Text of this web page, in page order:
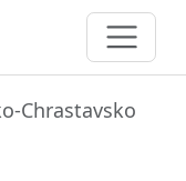
Chrastavsko